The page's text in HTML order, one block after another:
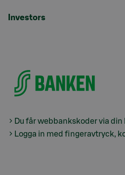
Investors
Du får webbankskoder via
Logga in med fingeravtryck,